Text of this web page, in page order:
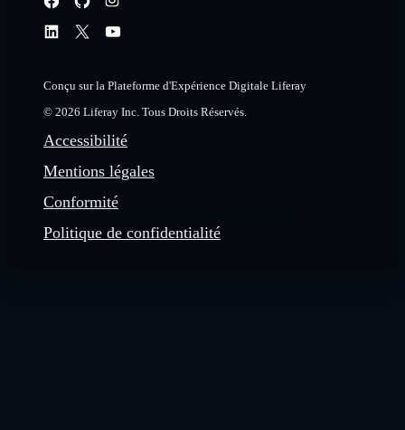
Conçu sur la Plateforme d'Expérience Digitale Liferay
© 2026 Liferay Inc. Tous Droits Réservés.
Accessibilité
Mentions légales
Conformité
Politique de confidentialité